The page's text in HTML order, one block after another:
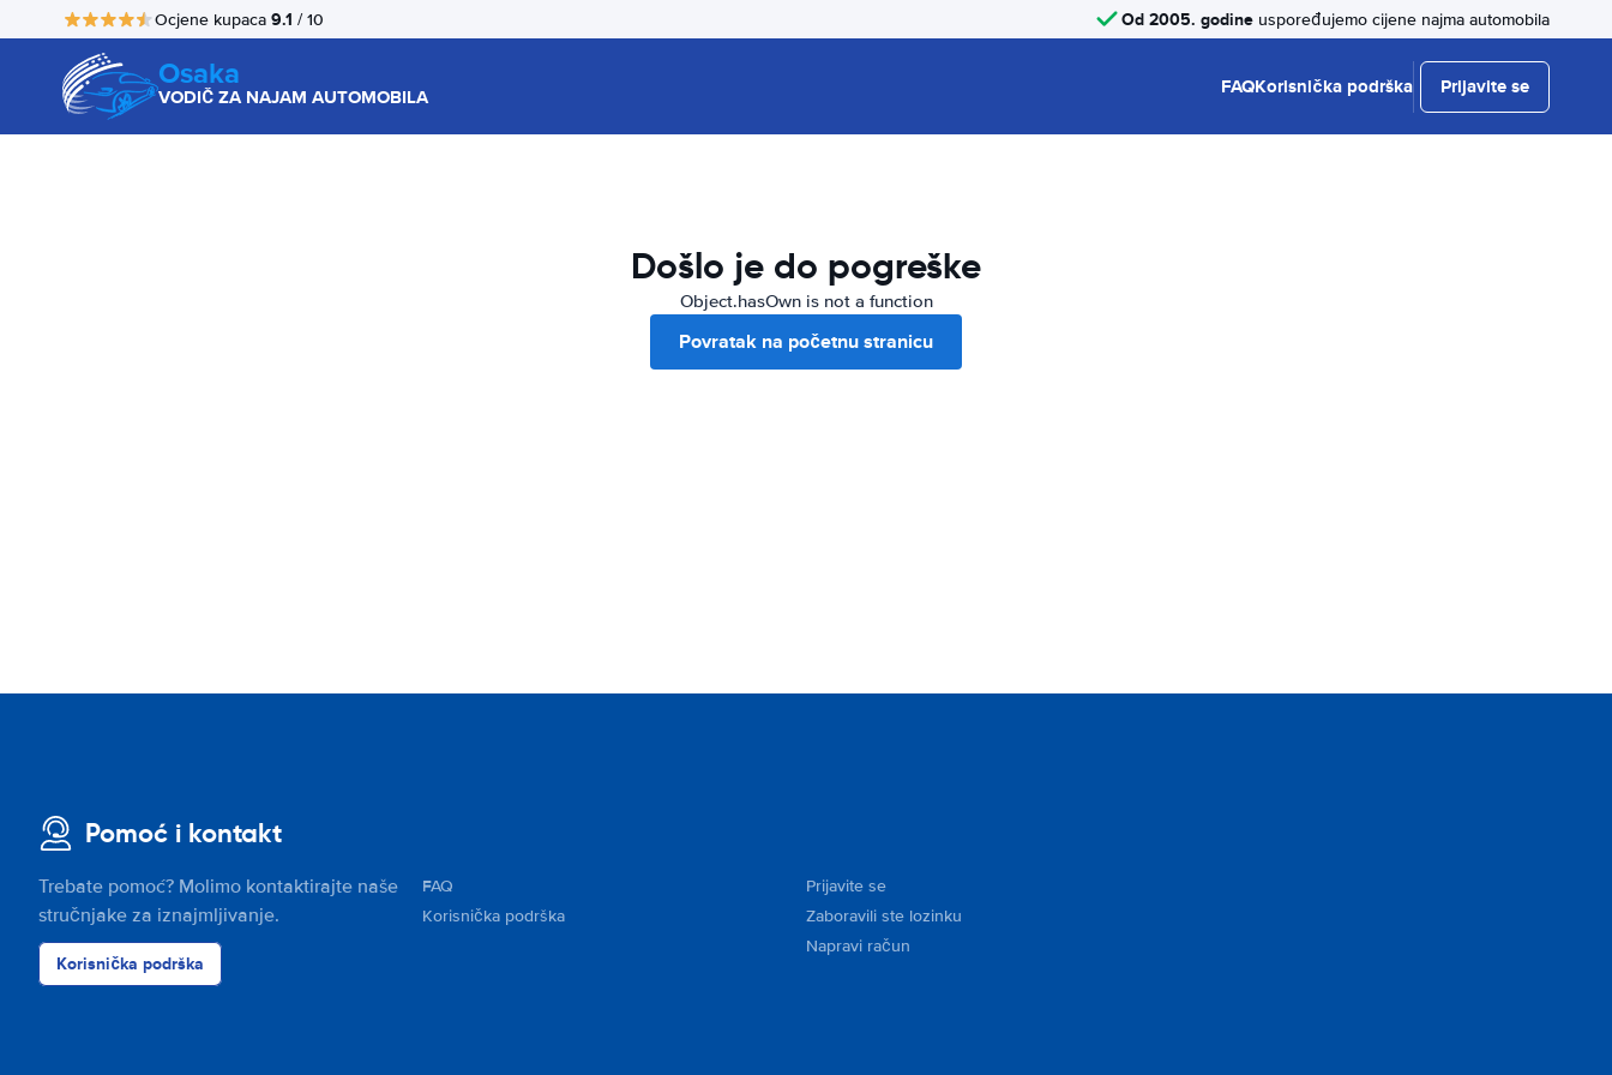
Ocjene kupaca 9.1 / 10 Od 2005. godine uspoređujemo cijene najma automobila
Osaka
VODIČ ZA NAJAM AUTOMOBILA FAQKorisnička podrška Prijavite se
Došlo je do pogreške
Object.hasOwn is not a function
Povratak na početnu stranicu
Pomoć i kontakt
Trebate pomoć? Molimo kontaktirajte naše
stručnjake za iznajmljivanje.
Korisnička podrška
FAQ
Korisnička podrška
Prijavite se
Zaboravili ste lozinku
Napravi račun